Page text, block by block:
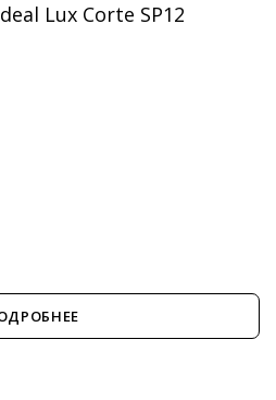
Lux Corte SP12